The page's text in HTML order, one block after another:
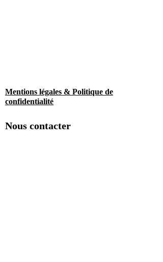
Mentions légales & Politique de
confidentialité
Nous contacter